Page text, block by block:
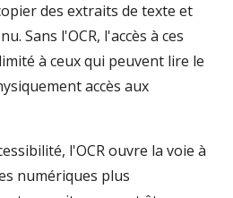
des extraits de texte et
Sans l'OCR, l'accès à ces
à ceux qui peuvent lire le
accès aux
l'OCR ouvre la voie à
numériques plus